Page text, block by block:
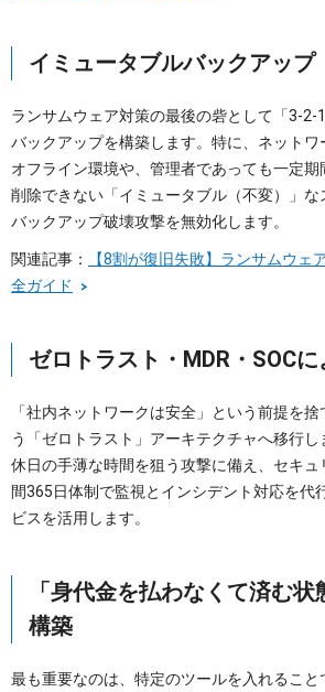
イミュータブルバックアップ
ランサムウェア対策の最後の砦として「3-2-
バックアップを構築します。特に、ネット
オフライン環境や、管理者であっても一定期
削除できない「イミュータブル（不変）」な
バックアップ破壊攻撃を無効化します。
関連記事：
【8割が復旧失敗】ランサムウェ
全ガイド
ゼロトラスト・MDR・SOC
「社内ネットワークは安全」という前提を
う「ゼロトラスト」アーキテクチャへ移行
休日の手薄な時間を狙う攻撃に備え、セキ
間365日体制で監視とインシデント対応を代
ビスを活用します。
「身代金を払わなくて済む状
構築
最も重要なのは、特定のツールを入れること